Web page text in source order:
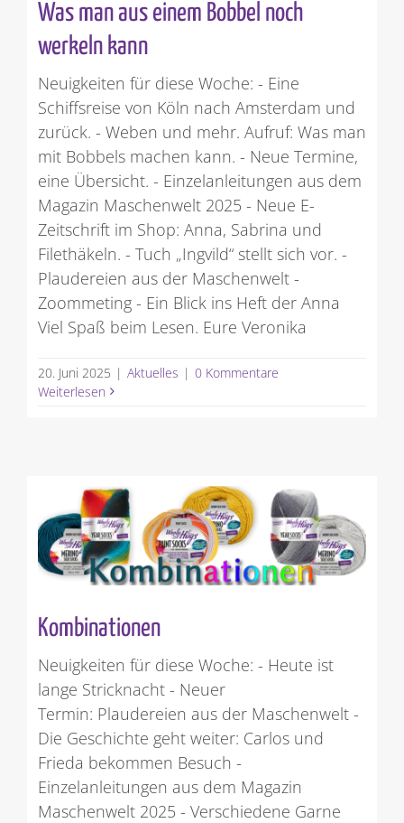
Was man aus einem Bobbel noch
werkeln kann
Neuigkeiten für diese Woche: - Eine
Schiffsreise von Köln nach Amsterdam und
zurück. - Weben und mehr. Aufruf: Was man
mit Bobbels machen kann. - Neue Termine,
eine Übersicht. - Einzelanleitungen aus dem
Magazin Maschenwelt 2025 - Neue E-
Zeitschrift im Shop: Anna, Sabrina und
Filethäkeln. - Tuch „Ingvild“ stellt sich vor. -
Plaudereien aus der Maschenwelt -
Zoommeting - Ein Blick ins Heft der Anna
Viel Spaß beim Lesen. Eure Veronika
20. Juni 2025 | Aktuelles | 0 Kommentare
Weiterlesen
Kombinationen
Neuigkeiten für diese Woche: - Heute ist
lange Stricknacht - Neuer
Termin: Plaudereien aus der Maschenwelt -
Die Geschichte geht weiter: Carlos und
Frieda bekommen Besuch -
Einzelanleitungen aus dem Magazin
Maschenwelt 2025 - Verschiedene Garne